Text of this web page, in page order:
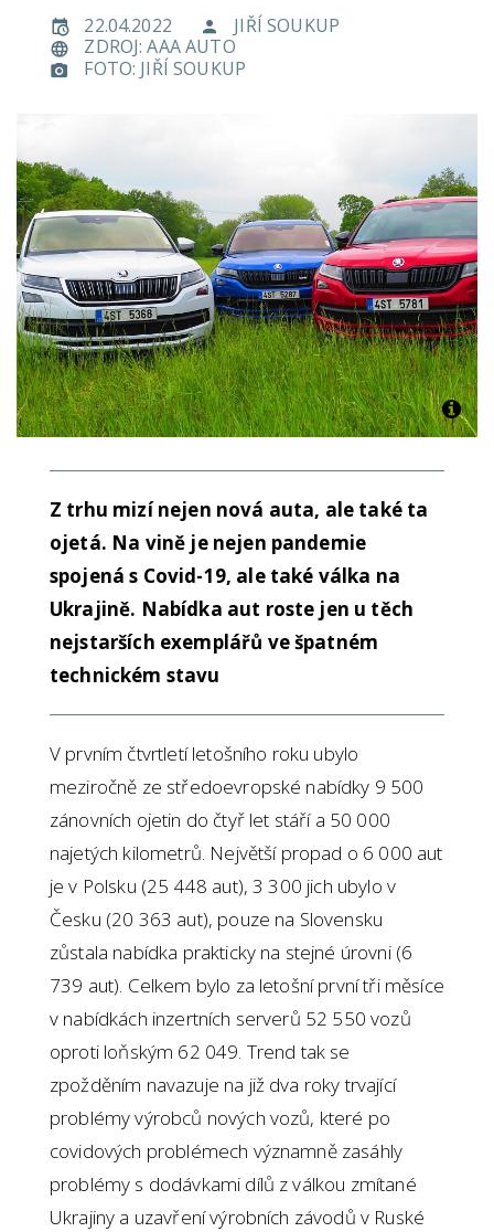
22.04.2022
JIŘÍ SOUKUP
ZDROJ: AAA AUTO
FOTO: JIŘÍ SOUKUP
Z trhu mizí nejen nová auta, ale také ta
ojetá. Na vině je nejen pandemie
spojená s Covid-19, ale také válka na
Ukrajině. Nabídka aut roste jen u těch
nejstarších exemplářů ve špatném
technickém stavu
V prvním čtvrtletí letošního roku ubylo
meziročně ze středoevropské nabídky 9 500
zánovních ojetin do čtyř let stáří a 50 000
najetých kilometrů. Největší propad o 6 000 aut
je v Polsku (25 448 aut), 3 300 jich ubylo v
Česku (20 363 aut), pouze na Slovensku
zůstala nabídka prakticky na stejné úrovni (6
739 aut). Celkem bylo za letošní první tři měsíce
v nabídkách inzertních serverů 52 550 vozů
oproti loňským 62 049. Trend tak se
zpožděním navazuje na již dva roky trvající
problémy výrobců nových vozů, které po
covidových problémech významně zasáhly
problémy s dodávkami dílů z válkou zmítané
Ukrajiny a uzavření výrobních závodů v Ruské